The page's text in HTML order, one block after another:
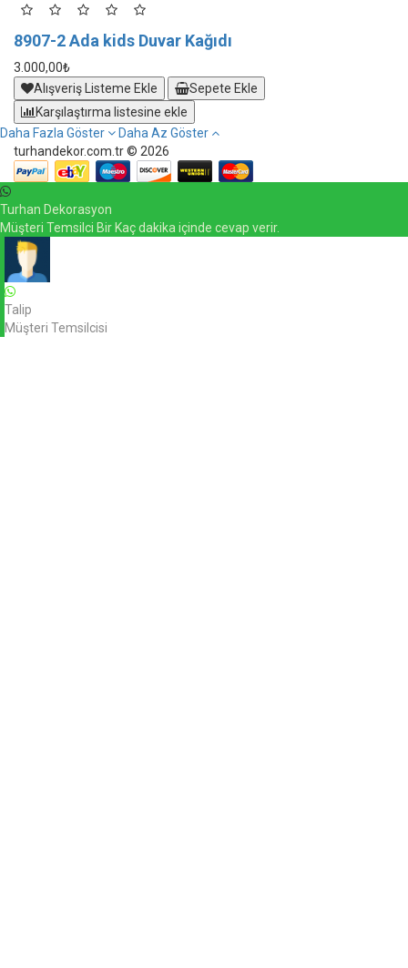
8907-2 Ada kids Duvar Kağıdı
3.000,00₺
Alışveriş Listeme Ekle
Sepete Ekle
Karşılaştırma listesine ekle
Daha Fazla Göster
Daha Az Göster
turhandekor.com.tr © 2026
Turhan Dekorasyon
Müşteri Temsilci Bir Kaç dakika içinde cevap verir.
Talip
Müşteri Temsilcisi